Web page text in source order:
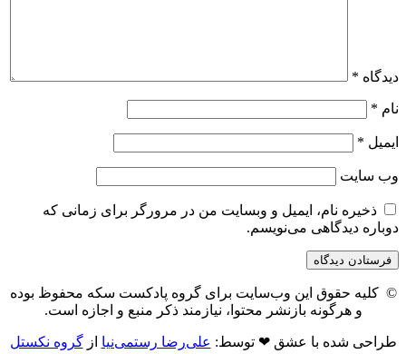
دیدگاه *
نام *
ایمیل *
وب‌ سایت
ذخیره نام، ایمیل و وبسایت من در مرورگر برای زمانی که
دوباره دیدگاهی می‌نویسم.
© کلیه حقوق این وب‌سایت برای گروه پادکست سکه محفوظ بوده
و هرگونه بازنشر محتوا، نیازمند ذکر منبع و اجازه است.
طراحی شده با عشق ❤ توسط: علی‌رضا رستمی‌نیا ازگروه نکستل